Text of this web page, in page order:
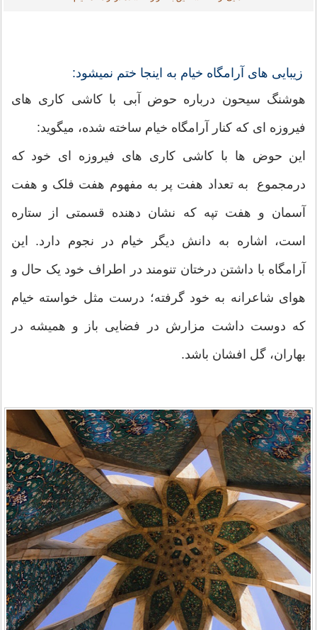
زیبایی های آرامگاه خیام به اینجا ختم نمیشود:
هوشنگ سیحون درباره حوض آبی با کاشی کاری های
فیروزه ای که کنار آرامگاه خیام ساخته شده، میگوید:
این حوض ها با کاشی کاری های فیروزه ای خود که
درمجموع به تعداد هفت پر به مفهوم هفت فلک و هفت
آسمان و هفت تپه که نشان دهنده قسمتی از ستاره
است، اشاره به دانش دیگر خیام در نجوم دارد. این
آرامگاه با داشتن درختان تنومند در اطراف خود یک حال و
هوای شاعرانه به خود گرفته؛ درست مثل خواسته خیام
که دوست داشت مزارش در فضایی باز و همیشه در
بهاران، گل افشان باشد.